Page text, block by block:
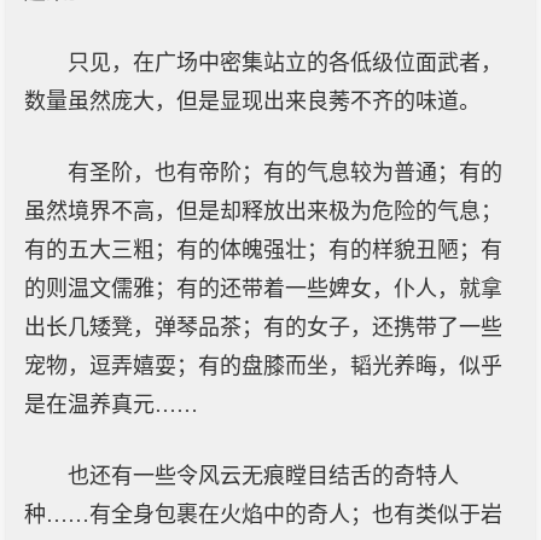
只见，在广场中密集站立的各低级位面武者，
数量虽然庞大，但是显现出来良莠不齐的味道。
有圣阶，也有帝阶；有的气息较为普通；有的
虽然境界不高，但是却释放出来极为危险的气息；
有的五大三粗；有的体魄强壮；有的样貌丑陋；有
的则温文儒雅；有的还带着一些婢女，仆人，就拿
出长几矮凳，弹琴品茶；有的女子，还携带了一些
宠物，逗弄嬉耍；有的盘膝而坐，韬光养晦，似乎
是在温养真元……
也还有一些令风云无痕瞠目结舌的奇特人
种……有全身包裹在火焰中的奇人；也有类似于岩